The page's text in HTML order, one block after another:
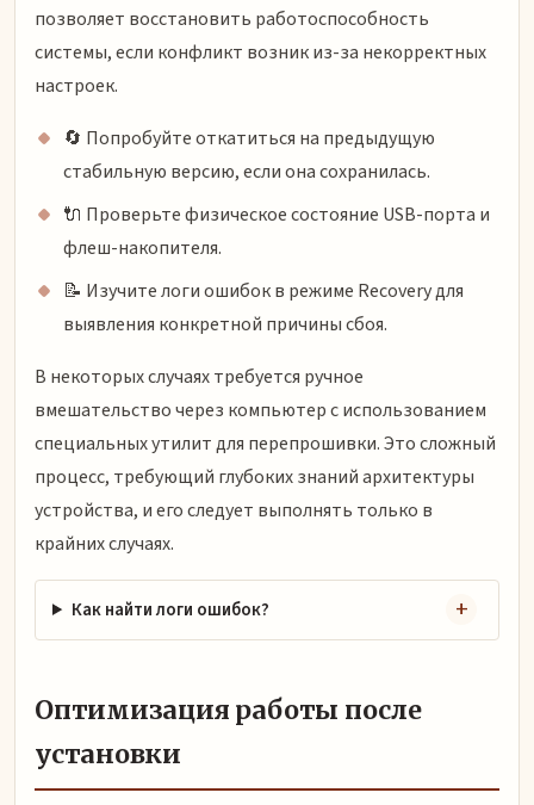
позволяет восстановить работоспособность
системы, если конфликт возник из-за некорректных
настроек.
🔄 Попробуйте откатиться на предыдущую
стабильную версию, если она сохранилась.
🔌 Проверьте физическое состояние USB-порта и
флеш-накопителя.
📝 Изучите логи ошибок в режиме Recovery для
выявления конкретной причины сбоя.
В некоторых случаях требуется ручное
вмешательство через компьютер с использованием
специальных утилит для перепрошивки. Это сложный
процесс, требующий глубоких знаний архитектуры
устройства, и его следует выполнять только в
крайних случаях.
Как найти логи ошибок?
Оптимизация работы после
установки